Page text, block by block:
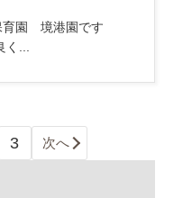
育園 境港園です
く...
3 次へ